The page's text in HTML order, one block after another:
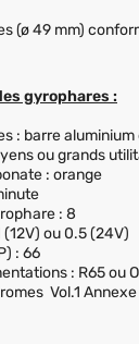
(ø 49 mm)
gyrophares :
: barre
ou grands
: orange
: 8
(12V) ou 0.5 (24V)
: 66
: R65 ou
Vol.1 Annexe